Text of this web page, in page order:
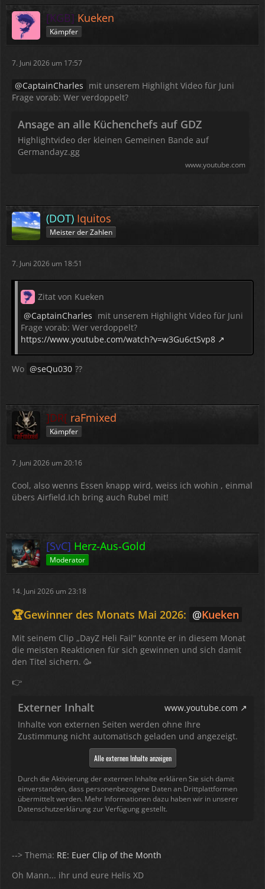
[KGB] Kueken
Kämpfer
7. Juni 2026 um 17:57
CaptainCharles mit unserem Highlight Video für Juni
Frage vorab: Wer verdoppelt?
Ansage an alle Küchenchefs auf GDZ
Highlightvideo der kleinen Gemeinen Bande auf
Germandayz.gg
www.youtube.com
(DOT) Iquitos
Meister der Zahlen
7. Juni 2026 um 18:51
Zitat von Kueken
CaptainCharles mit unserem Highlight Video für Juni
Frage vorab: Wer verdoppelt?
https://www.youtube.com/watch?v=w3Gu6ctSvp8
Wo seQu030 ??
]DR[ raFmixed
Kämpfer
7. Juni 2026 um 20:16
Cool, also wenns Essen knapp wird, weiss ich wohin , einmal
übers Airfield.Ich bring auch Rubel mit!
[SvC] Herz-Aus-Gold
Moderator
14. Juni 2026 um 23:18
🏆Gewinner des Monats Mai 2026: Kueken
Mit seinem Clip „DayZ Heli Fail“ konnte er in diesem Monat
die meisten Reaktionen für sich gewinnen und sich damit
den Titel sichern. 🥳
👉
Externer Inhalt
www.youtube.com
Inhalte von externen Seiten werden ohne Ihre
Zustimmung nicht automatisch geladen und angezeigt.
Alle externen Inhalte anzeigen
Durch die Aktivierung der externen Inhalte erklären Sie sich damit
einverstanden, dass personenbezogene Daten an Drittplattformen
übermittelt werden. Mehr Informationen dazu haben wir in unserer
Datenschutzerklärung zur Verfügung gestellt.
--> Thema: RE: Euer Clip of the Month
Oh Mann... ihr und eure Helis XD